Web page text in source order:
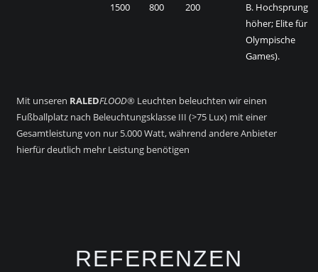
1500
800
200
B. Hochsprung
höher; Elite für
Olympische
Games).
Mit unseren RALEDFLOOD® Leuchten beleuchten wir einen
Fußballplatz nach Beleuchtungsklasse III (>75 Lux) mit einer
Gesamtleistung von nur 5.000 Watt, während andere Anbieter
hierfür deutlich mehr Leistung benötigen
REFERENZEN